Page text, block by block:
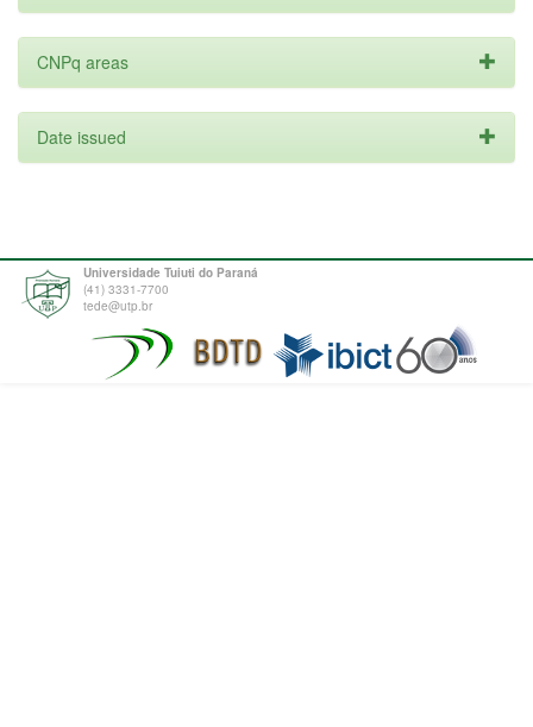
CNPq areas
Date issued
Universidade Tuiuti do Paraná
(41) 3331-7700
tede@utp.br